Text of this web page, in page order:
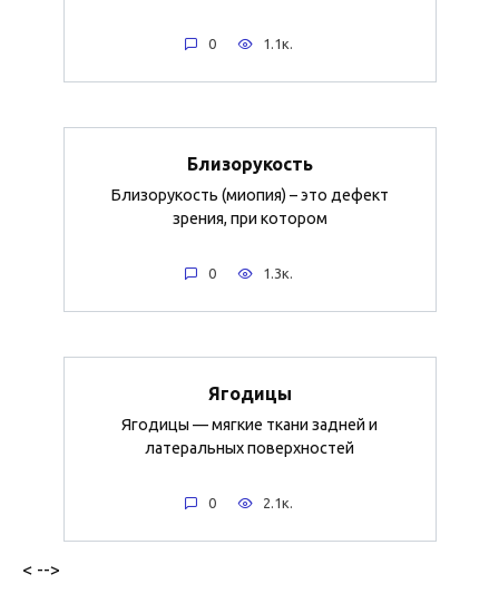
0 1.1к.
Близорукость
Близорукость (миопия) – это дефект
зрения, при котором
0 1.3к.
Ягодицы
Ягодицы — мягкие ткани задней и
латеральных поверхностей
0 2.1к.
< -->